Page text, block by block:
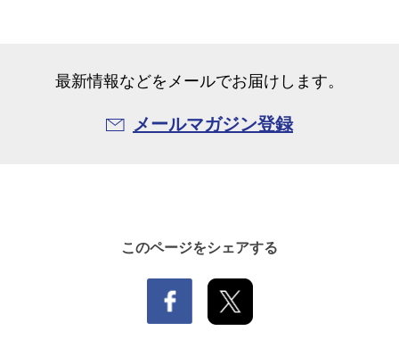
最新情報などをメールでお届けします。
メールマガジン登録
このページをシェアする